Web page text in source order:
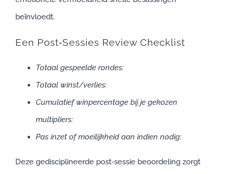
beïnvloedt.
Een Post‑Sessies Review Checklist
Totaal gespeelde rondes:
Totaal winst/verlies:
Cumulatief winpercentage bij je gekozen
multipliers:
Pas inzet of moeilijkheid aan indien nodig:
Deze gedisciplineerde post‑sessie beoordeling zorgt